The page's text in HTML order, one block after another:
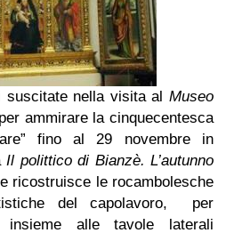
suscitate nella visita al Museo
ammirare la cinquecentesca
fino al 29 novembre in
Il polittico di Bianzè. L’autunno
ricostruisce le rocambolesche
del capolavoro, per
insieme alle tavole laterali